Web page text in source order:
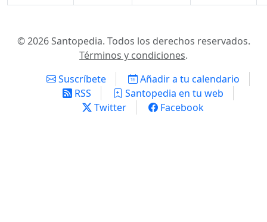
© 2026 Santopedia. Todos los derechos reservados.
Términos y condiciones.
Suscríbete
Añadir a tu calendario
RSS
Santopedia en tu web
Twitter
Facebook